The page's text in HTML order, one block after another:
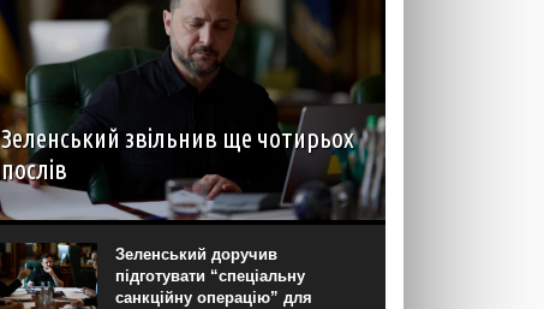
Зеленський звільнив ще чотирьох
послів
Президент Володимир Зеленський у четвер, 6
серпня, чотирма указами звільнив із посади
послів у Хорватії, Албанії, Чорногорії та
Пакистані. Відповідні документи оприлюднені на
сайті глави держави. Так, указом №709/2026...
Зеленський доручив
підготувати “спеціальну
санкційну операцію” для